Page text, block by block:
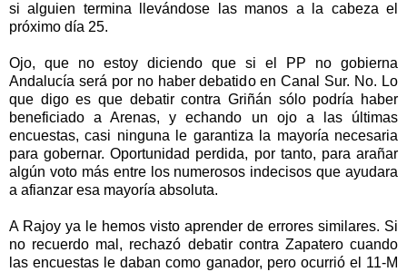
si alguien termina llevándose las manos a la cabeza el
próximo día 25.
Ojo, que no estoy diciendo que si el PP no gobierna
Andalucía será por no haber debatido en Canal Sur. No. Lo
que digo es que debatir contra Griñán sólo podría haber
beneficiado a Arenas, y echando un ojo a las últimas
encuestas, casi ninguna le garantiza la mayoría necesaria
para gobernar. Oportunidad perdida, por tanto, para arañar
algún voto más entre los numerosos indecisos que ayudara
a afianzar esa mayoría absoluta.
A Rajoy ya le hemos visto aprender de errores similares. Si
no recuerdo mal, rechazó debatir contra Zapatero cuando
las encuestas le daban como ganador, pero ocurrió el 11-M